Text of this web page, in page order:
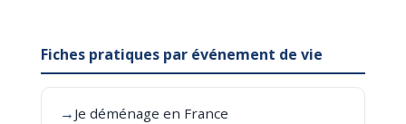
Fiches pratiques par événement de vie
→ Je déménage en France